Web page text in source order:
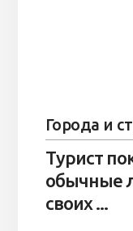
Города и
Турист
обычные
своих ...